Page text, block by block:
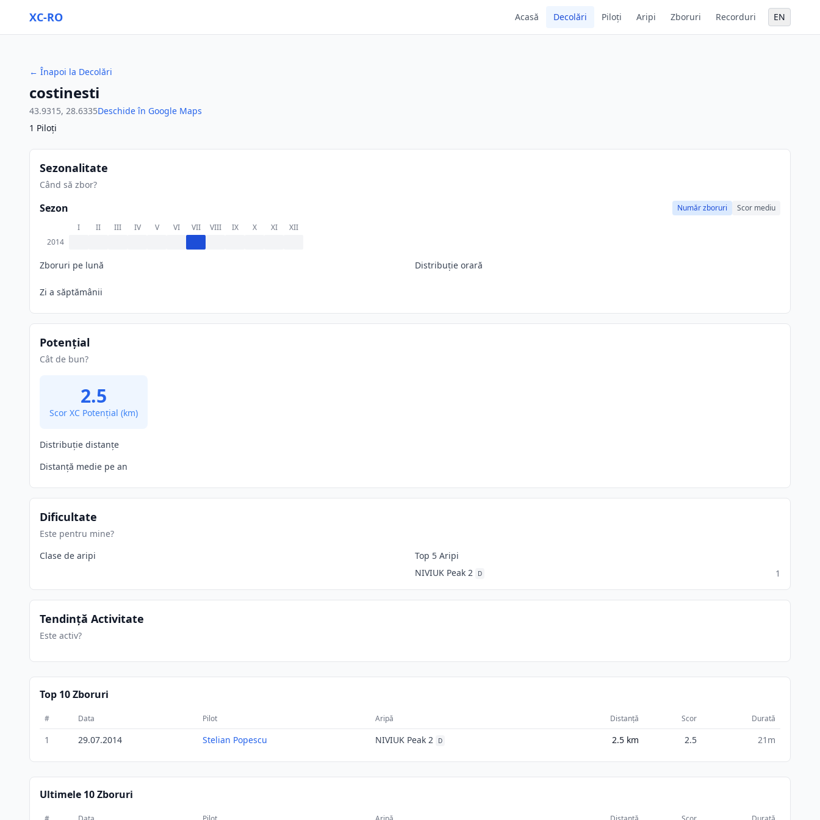
XC-RO Acasă Decolări Piloți Aripi Zboruri Recorduri EN
← Înapoi la Decolări
costinesti
43.9315, 28.6335Deschide în Google Maps
1 Piloți
Sezonalitate
Când să zbor?
Sezon Număr zboruri
Scor mediu
I
II III IV V VI VII VIII IX X XI
XII
2014
Zboruri pe lună Distribuție orară
Zi a săptămânii
Potențial
Cât de bun?
2.5
Scor XC Potențial (km)
Distribuție distanțe
Distanță medie pe an
Dificultate
Este pentru mine?
Clase de aripi
Top 5 Aripi
NIVIUK Peak 2
D 1
Tendință Activitate
Este activ?
Top 10 Zboruri
# Data Pilot Aripă Distanță Scor Durată
1 29.07.2014 Stelian Popescu NIVIUK Peak 2 D 2.5 km 2.5 21m
Ultimele 10 Zboruri